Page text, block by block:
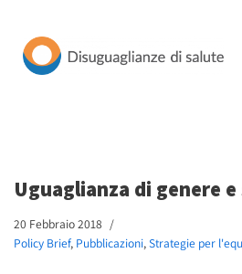
Vai
Uguaglianza di genere
20 Febbraio 2018
Policy Brief, Pubblicazioni,Strategie per